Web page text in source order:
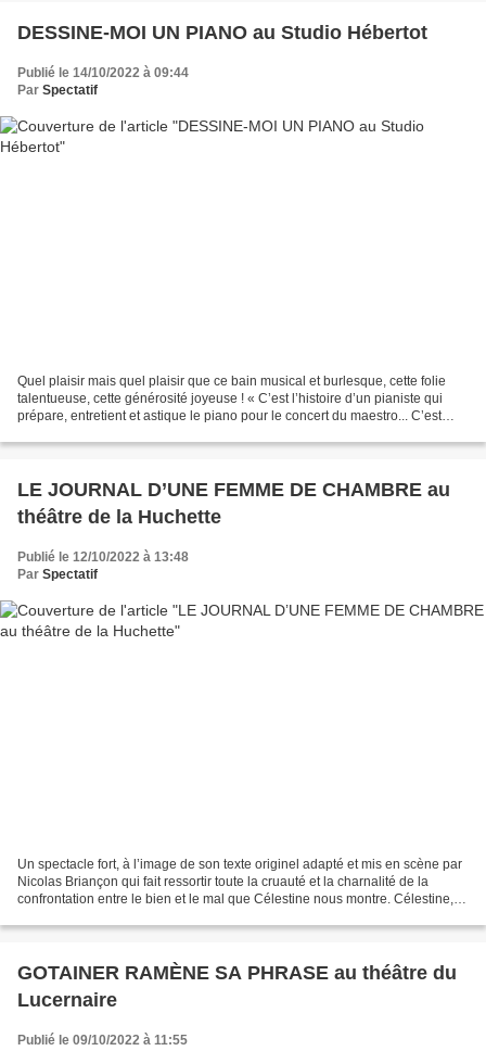
DESSINE-MOI UN PIANO au Studio Hébertot
Publié le 14/10/2022 à 09:44
Par Spectatif
Quel plaisir mais quel plaisir que ce bain musical et burlesque, cette folie
talentueuse, cette générosité joyeuse ! « C’est l’histoire d’un pianiste qui
prépare, entretient et astique le piano pour le concert du maestro... C’est
LE JOURNAL D’UNE FEMME DE CHAMBRE au
théâtre de la Huchette
Publié le 12/10/2022 à 13:48
Par Spectatif
Un spectacle fort, à l’image de son texte originel adapté et mis en scène par
Nicolas Briançon qui fait ressortir toute la cruauté et la charnalité de la
confrontation entre le bien et le mal que Célestine nous montre. Célestine,
GOTAINER RAMÈNE SA PHRASE au théâtre du
Lucernaire
Publié le 09/10/2022 à 11:55